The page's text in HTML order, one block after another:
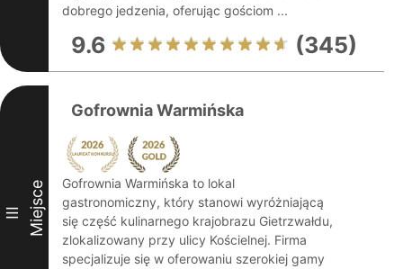
dobrego jedzenia, oferując gościom ...
9.6 (345)
III Miejsce
Gofrownia Warmińska
Gofrownia Warmińska to lokal
gastronomiczny, który stanowi wyróżniającą
się część kulinarnego krajobrazu Gietrzwałdu,
zlokalizowany przy ulicy Kościelnej. Firma
specjalizuje się w oferowaniu szerokiej gamy